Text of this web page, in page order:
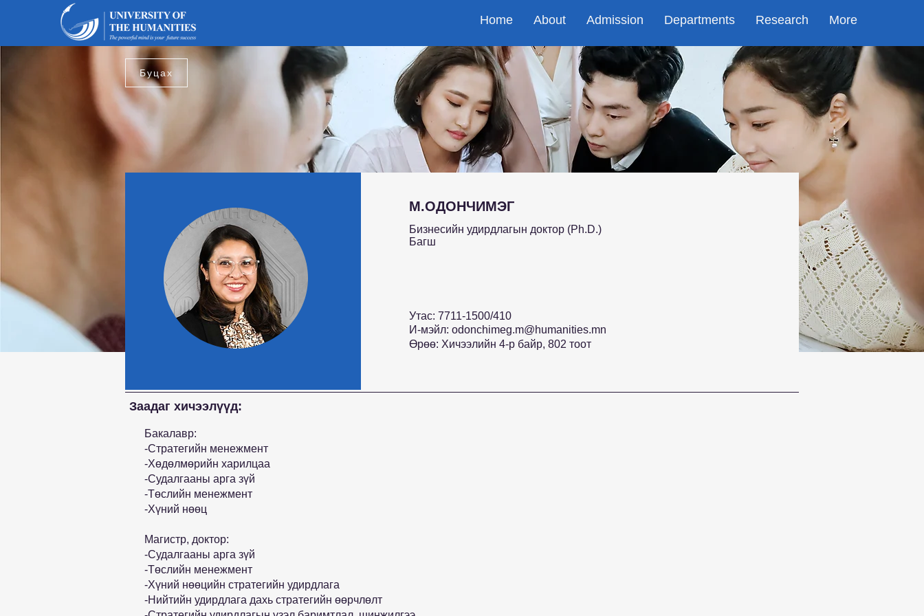
Home About Admission Departments Research More
Буцах
М.ОДОНЧИМЭГ
Бизнесийн удирдлагын доктор (Ph.D.)
Багш
Утас: 7711-1500/410
И-мэйл: odonchimeg.m@humanities.mn
Өрөө: Хичээлийн 4-р байр, 802 тоот
Заадаг хичээлүүд:
Бакалавр:
-Стратегийн менежмент
-Хөдөлмөрийн харилцаа
-Судалгааны арга зүй
-Төслийн менежмент
-Хүний нөөц
Магистр, доктор:
-Судалгааны арга зүй
-Төслийн менежмент
-Хүний нөөцийн стратегийн удирдлага
-Нийтийн удирдлага дахь стратегийн өөрчлөлт